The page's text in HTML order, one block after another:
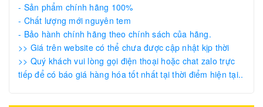
- Sản phẩm chính hãng 100%
- Chất lượng mới nguyên tem
- Bảo hành chính hãng theo chính sách của hãng.
>> Giá trên website có thể chưa được cập nhật kịp thời
>> Quý khách vui lòng gọi điện thoại hoặc chat zalo trực
tiếp để có báo giá hàng hóa tốt nhất tại thời điểm hiện tại..